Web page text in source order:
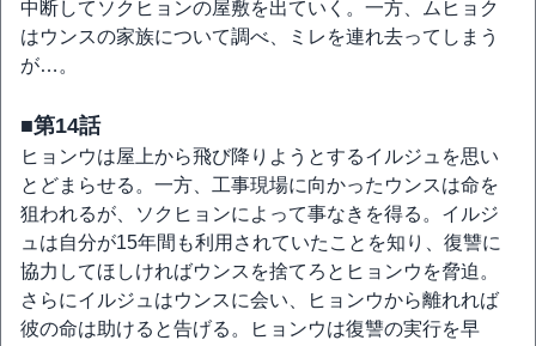
中断してソクヒョンの屋敷を出ていく。一方、ムヒョク
はウンスの家族について調べ、ミレを連れ去ってしまう
が…。
■第14話
ヒョンウは屋上から飛び降りようとするイルジュを思い
とどまらせる。一方、工事現場に向かったウンスは命を
狙われるが、ソクヒョンによって事なきを得る。イルジ
ュは自分が15年間も利用されていたことを知り、復讐に
協力してほしければウンスを捨てろとヒョンウを脅迫。
さらにイルジュはウンスに会い、ヒョンウから離れれば
彼の命は助けると告げる。ヒョンウは復讐の実行を早